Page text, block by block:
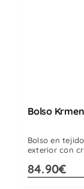
Bolso
Bolso en
exterior con
84.90€